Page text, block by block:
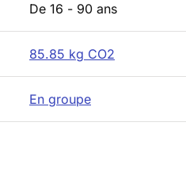
De 16 - 90 ans
85.85 kg CO2
En groupe